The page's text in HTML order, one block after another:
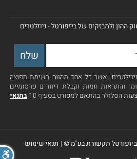
ההון ולמבזקים של ביזפורטל - ניוזלטרים
אשר כל אחד מהווה רשימת תפוצה
והתראות חמות וקבלת דיוורים פרסומיים
הסלולר בהתאם למפורט בסעיף 10
בתנאי
תקשורת בע"מ ©| תנאי שימוש